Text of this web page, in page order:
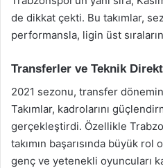
de dikkat çekti. Bu takımlar,
performansla, ligin üst
Transferler ve Teknik
2021 sezonu, transfer
Takımlar, kadrolarını
gerçekleştirdi. Özellikle
takımın başarısında büyük
genç ve yetenekli oyuncuları